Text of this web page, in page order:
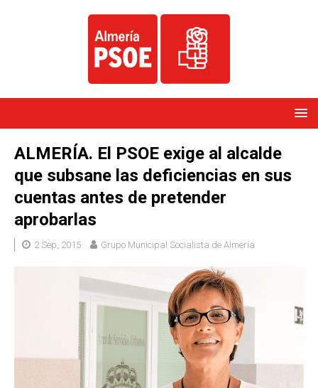
ALMERÍA. El PSOE exige al alcalde
que subsane las deficiencias en sus
cuentas antes de pretender
aprobarlas
2 Sep, 2015 Grupo Municipal Socialista de Almería